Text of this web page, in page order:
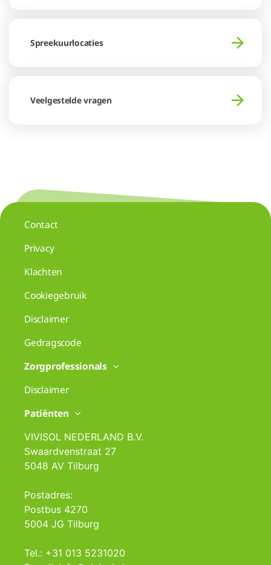
Spreekuurlocaties
Veelgestelde vragen
Contact
Privacy
Klachten
Cookiegebruik
Disclaimer
Gedragscode
Zorgprofessionals
Disclaimer
Patiënten
VIVISOL NEDERLAND B.V.
Swaardvenstraat 27
5048 AV Tilburg
Postadres:
Postbus 4270
5004 JG Tilburg
Tel.: +31 013 5231020